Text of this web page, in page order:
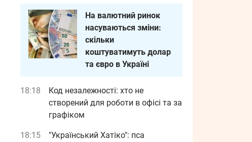
На валютний ринок
насуваються зміни:
скільки
коштуватимуть долар
та євро в Україні
18:18
Код незалежності: хто не
створений для роботи в офісі та за
графіком
18:15
"Український Хатіко": пса